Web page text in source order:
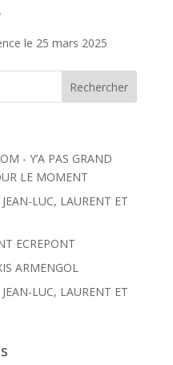
le 25 mars 2025
- Y’A PAS GRAND
LE MOMENT
LUC, LAURENT ET
ECREPONT
ARMENGOL
LUC, LAURENT ET